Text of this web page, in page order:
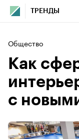
ТРЕНДЫ
Общество
Как
с